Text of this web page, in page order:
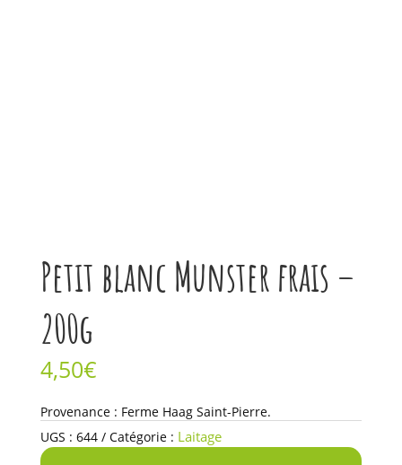
Petit blanc Munster frais –
200g
4,50€
quantité
de
Petit
Provenance : Ferme Haag Saint-Pierre.
UGS : 644 Catégorie : Laitage